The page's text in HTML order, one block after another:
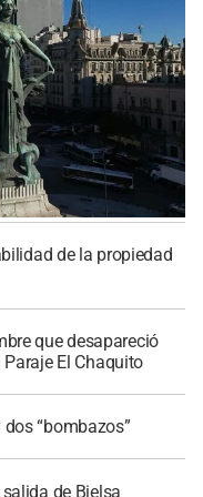
de la propiedad
que desapareció
El Chaquito
“bombazos”
de Bielsa